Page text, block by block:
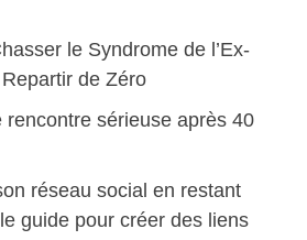
le Syndrome de l’Ex-
de Zéro
rencontre sérieuse après 40
réseau social en restant
guide pour créer des liens